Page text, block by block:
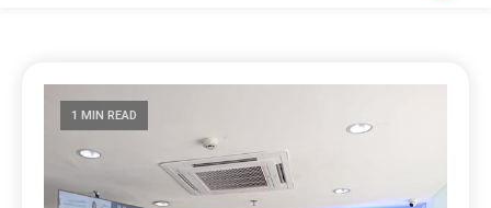
1 MIN READ